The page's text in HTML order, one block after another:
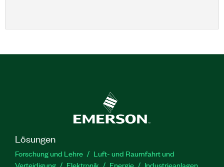
Lösungen
Forschung und Lehre
Luft- und Raumfahrt und
Verteidigung
Elektronik Energie
Industrieanlagen